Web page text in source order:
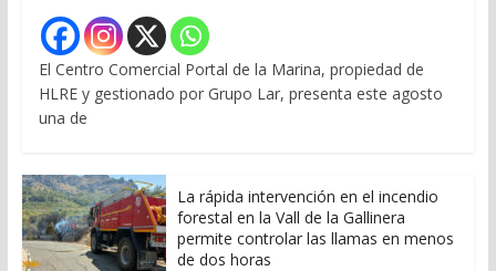
El Centro Comercial Portal de la Marina, propiedad de
HLRE y gestionado por Grupo Lar, presenta este agosto
una de
La rápida intervención en el incendio
forestal en la Vall de la Gallinera
permite controlar las llamas en menos
de dos horas